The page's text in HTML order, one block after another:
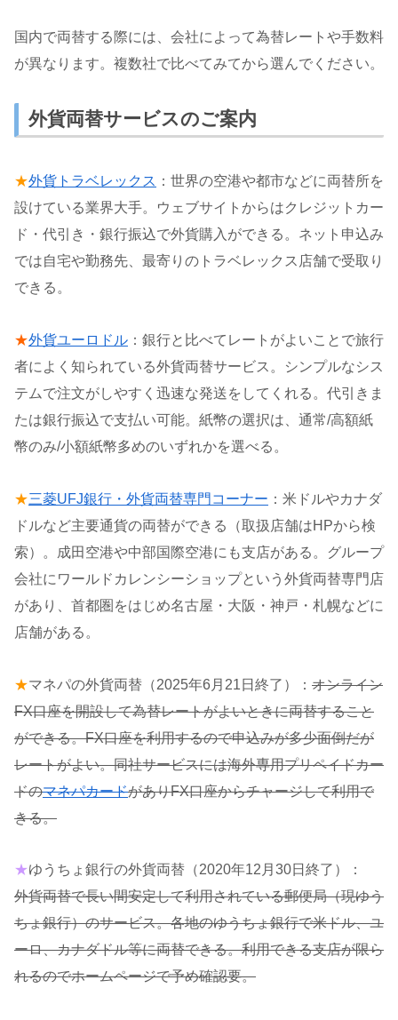
国内で両替する際には、会社によって為替レートや手数料
が異なります。複数社で比べてみてから選んでください。
外貨両替サービスのご案内
★外貨トラベレックス ：世界の空港や都市などに両替所を
設けている業界大手。ウェブサイトからはクレジットカー
ド・代引き・銀行振込で外貨購入ができる。ネット申込み
では自宅や勤務先、最寄りのトラベレックス店舗で受取り
できる。
★外貨ユーロドル ：銀行と比べてレートがよいことで旅行
者によく知られている外貨両替サービス。シンプルなシス
テムで注文がしやすく迅速な発送をしてくれる。代引きま
たは銀行振込で支払い可能。紙幣の選択は、通常/高額紙
幣のみ/小額紙幣多めのいずれかを選べる。
★三菱UFJ銀行・外貨両替専門コーナー ：米ドルやカナダ
ドルなど主要通貨の両替ができる（取扱店舗はHPから検
索）。成田空港や中部国際空港にも支店がある。グループ
会社にワールドカレンシーショップという外貨両替専門店
があり、首都圏をはじめ名古屋・大阪・神戸・札幌などに
店舗がある。
★マネパの外貨両替（2025年6月21日終了）： オンライン
FX口座を開設して為替レートがよいときに両替すること
ができる。FX口座を利用するので申込みが多少面倒だが
レートがよい。同社サービスには海外専用プリペイドカー
ドのマネパカードがありFX口座からチャージして利用で
きる。
★ゆうちょ銀行の外貨両替（2020年12月30日終了）：
外貨両替で長い間安定して利用されている郵便局（現ゆう
ちょ銀行）のサービス。各地のゆうちょ銀行で米ドル、ユ
ーロ、カナダドル等に両替できる。利用できる支店が限ら
れるのでホームページで予め確認要。